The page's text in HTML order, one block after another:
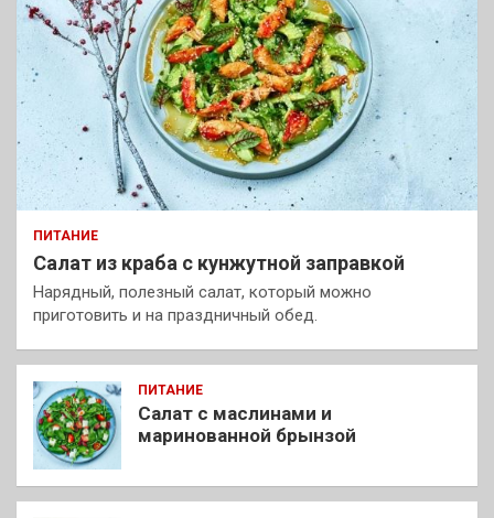
ПИТАНИЕ
Салат из краба с кунжутной заправкой
Нарядный, полезный салат, который можно
приготовить и на праздничный обед.
ПИТАНИЕ
Салат с маслинами и
маринованной брынзой